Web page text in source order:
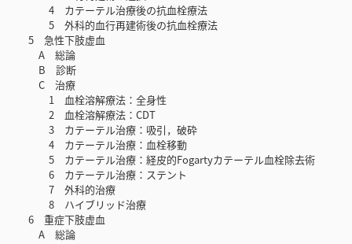
4 カテーテル治療後の抗血栓療法
5 外科的血行再建術後の抗血栓療法
5 急性下肢虚血
A 総論
B 診断
C 治療
1 血栓溶解療法：全身性
2 血栓溶解療法：CDT
3 カテーテル治療：吸引，破砕
4 カテーテル治療：血栓移動
5 カテーテル治療：経皮的Fogartyカテーテル血栓除去術
6 カテーテル治療：ステント
7 外科的治療
8 ハイブリッド治療
6 重症下肢虚血
A 総論